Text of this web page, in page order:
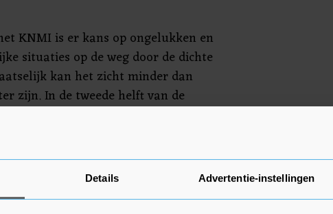
Details Advertentie-instellingen
KNMI is er kans op ongelukken en
situaties op de weg door de dichte
kan het zicht minder dan
zijn. In de tweede helft van de